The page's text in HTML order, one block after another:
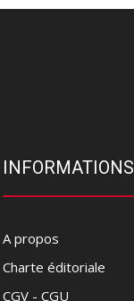
INFORMATIONS
A propos
Charte éditoriale
CGV - CGU